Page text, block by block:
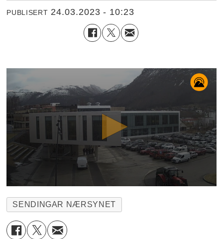
PUBLISERT 24.03.2023 - 10:23
SENDINGAR NÆRSYNET